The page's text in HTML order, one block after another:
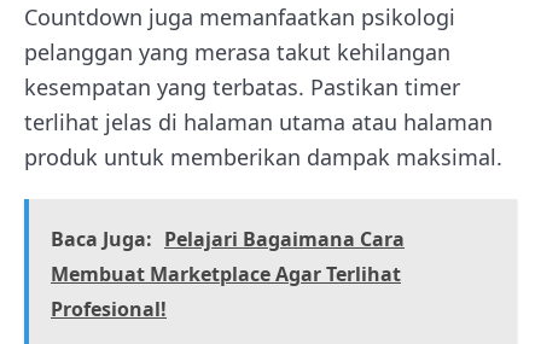
Countdown juga memanfaatkan psikologi
pelanggan yang merasa takut kehilangan
kesempatan yang terbatas. Pastikan timer
terlihat jelas di halaman utama atau halaman
produk untuk memberikan dampak maksimal.
Baca Juga: Pelajari Bagaimana Cara
Membuat Marketplace Agar Terlihat
Profesional!